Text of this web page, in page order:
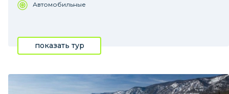
Автомобильные
показать тур